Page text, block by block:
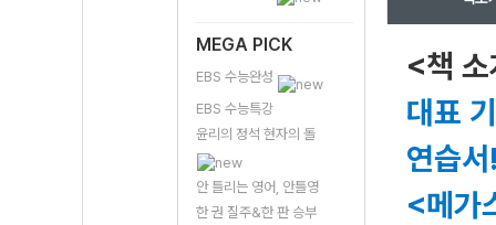
MEGA PICK
EBS 수능완성
EBS 수능특강
윤리의 정석 현자의 돌
안 틀리는 영어, 안틀영
한 권 질주&한 판 승부
<책
대표
연습
<메가